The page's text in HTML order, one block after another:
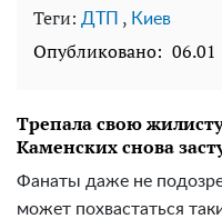
Теги: ДТП , Киев
Опубликовано: 06.01
Трепала свою
Каменских снова
Фанаты даже не
может похвастаться